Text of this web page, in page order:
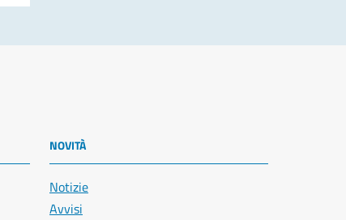
NOVITÀ
Notizie
Avvisi